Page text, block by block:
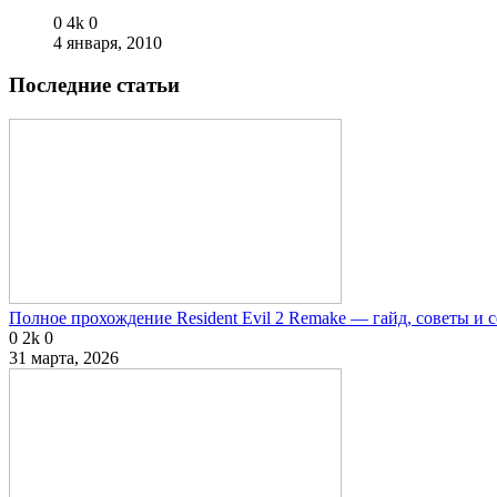
0 4k 0
4 января, 2010
Последние статьи
Полное прохождение Resident Evil 2 Remake — гайд, советы и
0 2k 0
31 марта, 2026